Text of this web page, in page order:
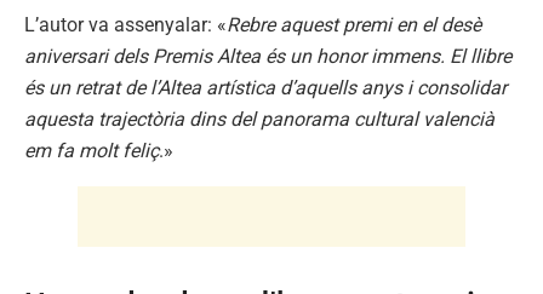
L’autor va assenyalar: «Rebre aquest premi en el desè
aniversari dels Premis Altea és un honor immens. El llibre
és un retrat de l’Altea artística d’aquells anys i consolidar
aquesta trajectòria dins del panorama cultural valencià
em fa molt feliç.»